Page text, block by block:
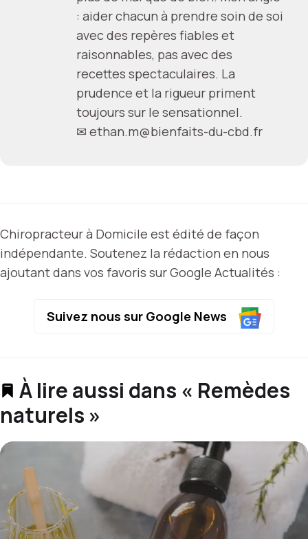
: aider chacun à prendre soin de soi
avec des repères fiables et
raisonnables, pas avec des
recettes spectaculaires. La
prudence et la rigueur priment
toujours sur le sensationnel.
✉ ethan.m@bienfaits-du-cbd.fr
Chiropracteur à Domicile est édité de façon
indépendante. Soutenez la rédaction en nous
ajoutant dans vos favoris sur Google Actualités :
Suivez nous sur Google News
À lire aussi dans « Remèdes
naturels »